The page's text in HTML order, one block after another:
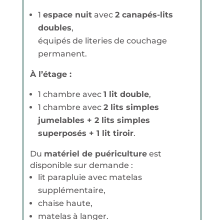
1 espace nuit avec 2 canapés-lits
doubles,
équipés de literies de couchage
permanent.
À l’étage :
1 chambre avec 1 lit double,
1 chambre avec 2 lits simples
jumelables + 2 lits simples
superposés + 1 lit tiroir.
Du matériel de puériculture est
disponible sur demande :
lit parapluie avec matelas
supplémentaire,
chaise haute,
matelas à langer.